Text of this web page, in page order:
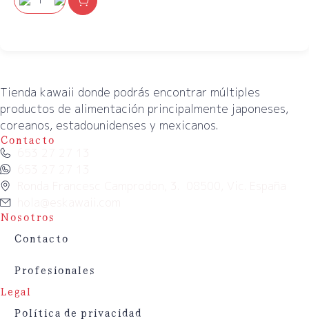
Tienda kawaii donde podrás encontrar múltiples
productos de alimentación principalmente japoneses,
coreanos, estadounidenses y mexicanos.
Contacto
Nosotros
Contacto
Profesionales
Legal
Política de privacidad